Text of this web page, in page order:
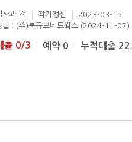
사과 저 작가정신
2023-03-15
급 : (주)북큐브네트웍스 (2024-11-07)
출 0/3 예약 0 누적대출 22